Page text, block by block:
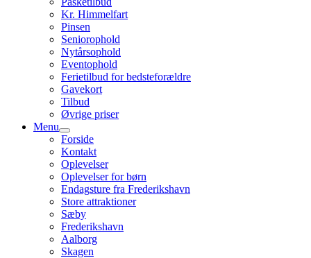
Kr. Himmelfart
Pinsen
Seniorophold
Nytårsophold
Eventophold
Ferietilbud for bedsteforældre
Gavekort
Tilbud
Øvrige priser
Menu
Forside
Kontakt
Oplevelser
Oplevelser for børn
Endagsture fra Frederikshavn
Store attraktioner
Sæby
Frederikshavn
Aalborg
Skagen